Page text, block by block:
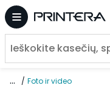
... Foto ir video